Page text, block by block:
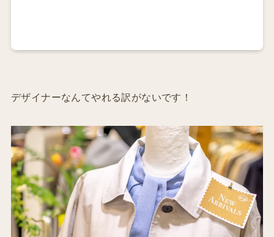
デザイナーなんてやれる訳がないです！